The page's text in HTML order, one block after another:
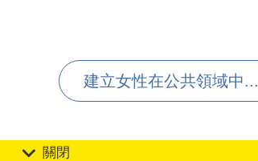
建立女性在公共領域中...
關閉